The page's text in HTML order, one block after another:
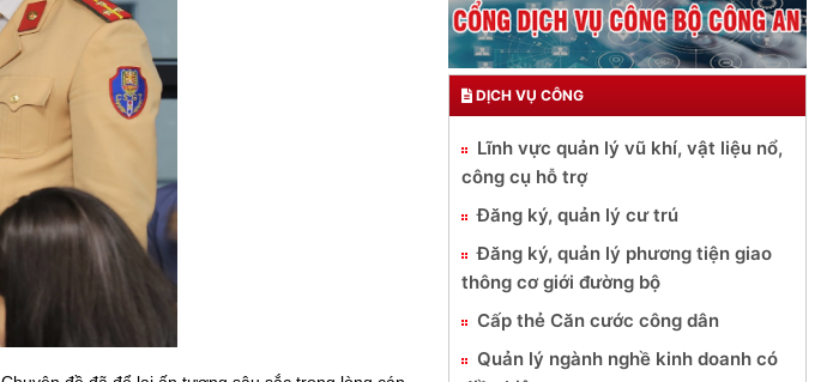
DỊCH VỤ CÔNG
Lĩnh vực quản lý vũ khí, vật liệu nổ,
công cụ hỗ trợ
Đăng ký, quản lý cư trú
Đăng ký, quản lý phương tiện giao
thông cơ giới đường bộ
Cấp thẻ Căn cước công dân
Quản lý ngành nghề kinh doanh có